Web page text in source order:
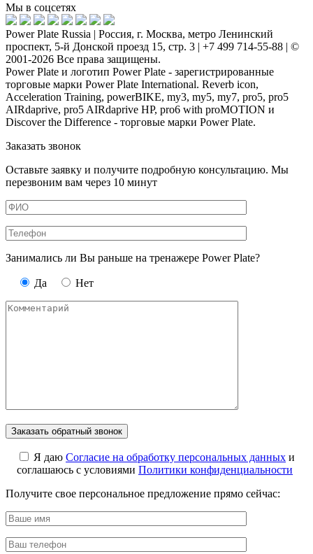
Мы в соцсетях
Power Plate Russia | Россия, г. Москва, метро Ленинский
проспект, 5-й Донской проезд 15, стр. 3 | +7 499 714-55-88 | ©
2001-2026 Все права защищены.
Power Plate и логотип Power Plate - зарегистрированные
торговые марки Power Plate International. Reverb icon,
Acceleration Training, powerBIKE, my3, my5, my7, pro5, pro5
AIRdaprive, pro5 AIRdaprive HP, pro6 with proMOTION и
Discover the Difference - торговые марки Power Plate.
Заказать звонок
Оставьте заявку и получите подробную консультацию. Мы
перезвоним вам через 10 минут
Занимались ли Вы раньше на тренажере Power Plate?
Да Нет
Я даю Cогласие на обработку персональных данных и
соглашаюсь с условиями Политики конфиденциальности
Получите свое персональное предложение прямо сейчас: